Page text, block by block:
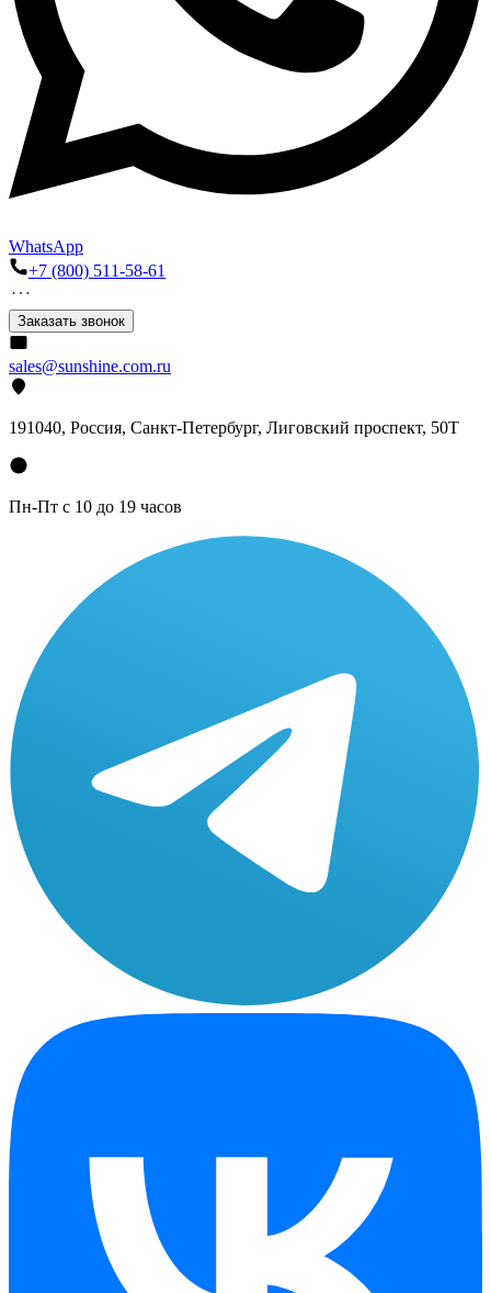
WhatsApp
+7 (800) 511-58-61
Заказать звонок
sales@sunshine.com.ru
191040, Россия, Санкт-Петербург, Лиговский проспект, 50Т
Пн-Пт с 10 до 19 часов